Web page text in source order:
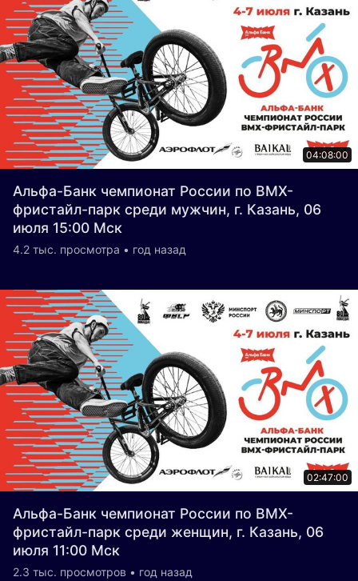
04:08:00
Альфа-Банк чемпионат России по BMX-
фристайл-парк среди мужчин, г. Казань, 06
июля 15:00 Мск
4.2 тыс. просмотра • год назад
02:47:00
Альфа-Банк чемпионат России по BMX-
фристайл-парк среди женщин, г. Казань, 06
июля 11:00 Мск
2.3 тыс. просмотров • год назад